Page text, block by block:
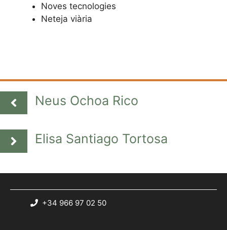
Noves tecnologies
Neteja viària
Neus Ochoa Rico
Elisa Santiago Tortosa
+34 966 97 02 50